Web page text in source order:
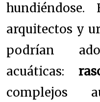
hundiéndose.
arquitectos y
podrían
acuáticas:
complejos